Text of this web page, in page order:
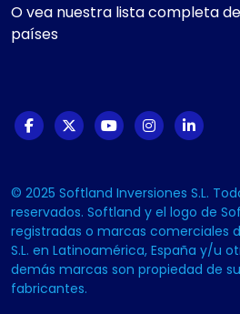
O vea nuestra lista completa
países
© 2025 Softland Inversiones S.L.
reservados. Softland y el logo de
registradas o marcas comerciales
S.L. en Latinoamérica, España y/u
demás marcas son propiedad de
fabricantes.